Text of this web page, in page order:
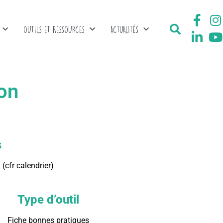
OUTILS ET RESSOURCES ACTUALITÉS
calendrier)
Type d’outil
Fiche bonnes pratiques